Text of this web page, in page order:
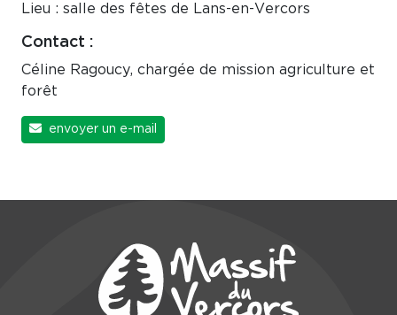
Lieu : salle des fêtes de Lans-en-Vercors
Contact :
Céline Ragoucy, chargée de mission agriculture et
forêt
envoyer un e-mail